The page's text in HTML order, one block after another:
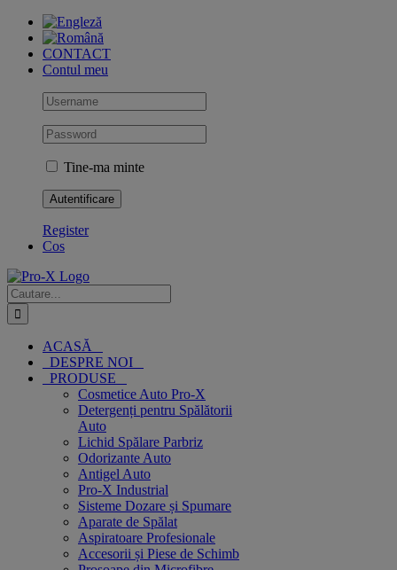
Skip
contentCONTACT
Contul meu
Tine-ma minte
Register
Cos
Cautare...
ACASĂ
DESPRE NOI
PRODUSE
Cosmetice Auto Pro-X
Detergenți pentru Spălătorii
Auto
Lichid Spălare Parbriz
Odorizante Auto
Antigel Auto
Pro-X Industrial
Sisteme Dozare și Spumare
Aparate de Spălat
Aspiratoare Profesionale
Accesorii și Piese de Schimb